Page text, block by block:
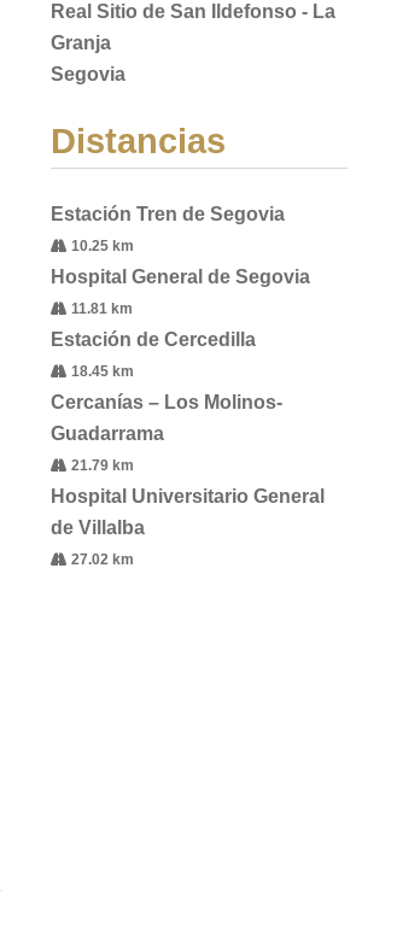
Real Sitio de San Ildefonso - La
Granja
Segovia
Distancias
Estación Tren de Segovia
10.25 km
Hospital General de Segovia
11.81 km
Estación de Cercedilla
18.45 km
Cercanías – Los Molinos-
Guadarrama
21.79 km
Hospital Universitario General
de Villalba
27.02 km